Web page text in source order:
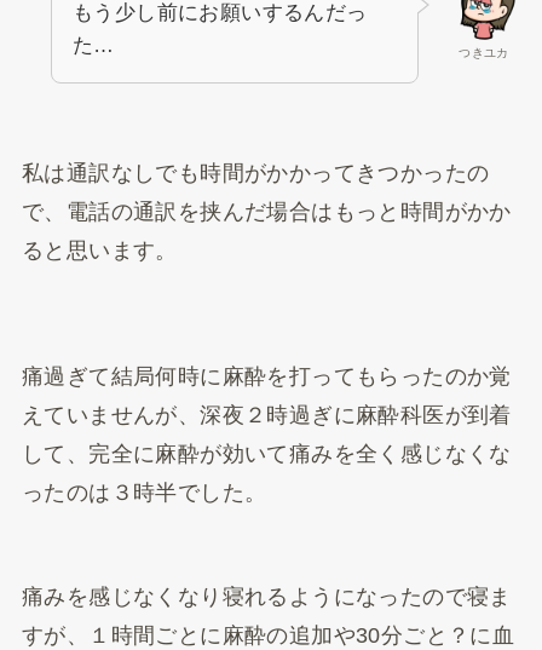
つきユカ
もう少し前にお願いするんだっ
た…
私は通訳なしでも時間がかかってきつかったの
で、電話の通訳を挟んだ場合はもっと時間がかか
ると思います。
痛過ぎて結局何時に麻酔を打ってもらったのか覚
えていませんが、深夜２時過ぎに麻酔科医が到着
して、完全に麻酔が効いて痛みを全く感じなくな
ったのは３時半でした。
痛みを感じなくなり寝れるようになったので寝ま
すが、１時間ごとに麻酔の追加や30分ごと？に血